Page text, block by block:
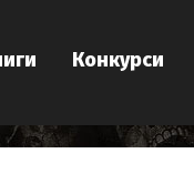
Конкурси